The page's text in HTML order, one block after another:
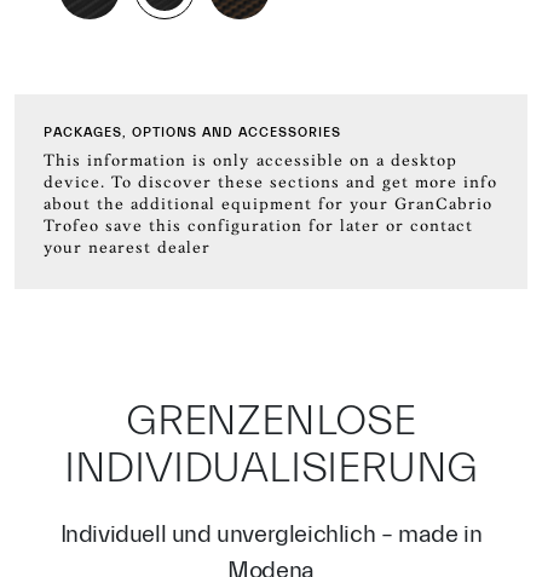
PACKAGES, OPTIONS AND ACCESSORIES
This information is only accessible on a desktop
device. To discover these sections and get more info
about the additional equipment for your GranCabrio
Trofeo save this configuration for later or contact
your nearest dealer
GRENZENLOSE
INDIVIDUALISIERUNG
Individuell und unvergleichlich – made in
Modena